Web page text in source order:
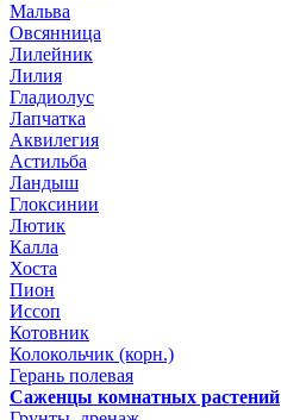
Мальва
Овсянница
Лилейник
Лилия
Гладиолус
Лапчатка
Аквилегия
Астильба
Ландыш
Глоксинии
Лютик
Калла
Хоста
Пион
Иссоп
Котовник
Колокольчик (корн.)
Герань полевая
Саженцы комнатных растений